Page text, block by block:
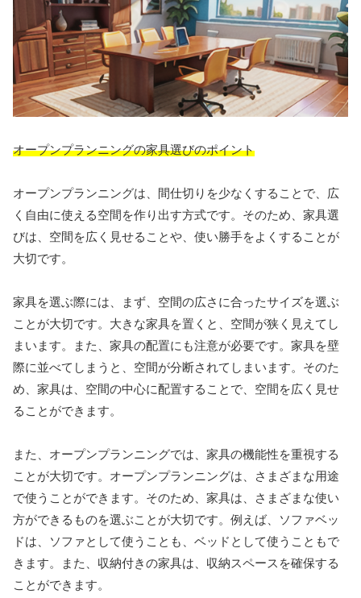
オープンプランニングの家具選びのポイント
オープンプランニングは、間仕切りを少なくすることで、広
く自由に使える空間を作り出す方式です。そのため、家具選
びは、空間を広く見せることや、使い勝手をよくすることが
大切です。
家具を選ぶ際には、まず、空間の広さに合ったサイズを選ぶ
ことが大切です。大きな家具を置くと、空間が狭く見えてし
まいます。また、家具の配置にも注意が必要です。家具を壁
際に並べてしまうと、空間が分断されてしまいます。そのた
め、家具は、空間の中心に配置することで、空間を広く見せ
ることができます。
また、オープンプランニングでは、家具の機能性を重視する
ことが大切です。オープンプランニングは、さまざまな用途
で使うことができます。そのため、家具は、さまざまな使い
方ができるものを選ぶことが大切です。例えば、ソファベッ
ドは、ソファとして使うことも、ベッドとして使うこともで
きます。また、収納付きの家具は、収納スペースを確保する
ことができます。